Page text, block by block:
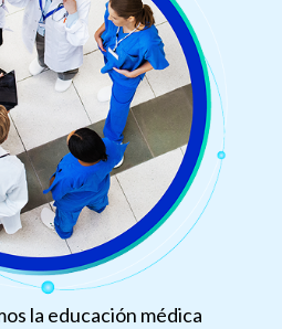
la educación médica